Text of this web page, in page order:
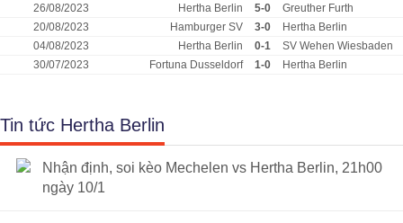
26/08/2023
Hertha Berlin 5-0
Greuther Furth
20/08/2023
Hamburger SV 3-0
Hertha Berlin
04/08/2023
Hertha Berlin 0-1
SV Wehen Wiesbaden
30/07/2023
Fortuna Dusseldorf 1-0 Hertha Berlin
Tin tức Hertha Berlin
Nhận định, soi kèo Mechelen vs Hertha Berlin, 21h00
ngày 10/1